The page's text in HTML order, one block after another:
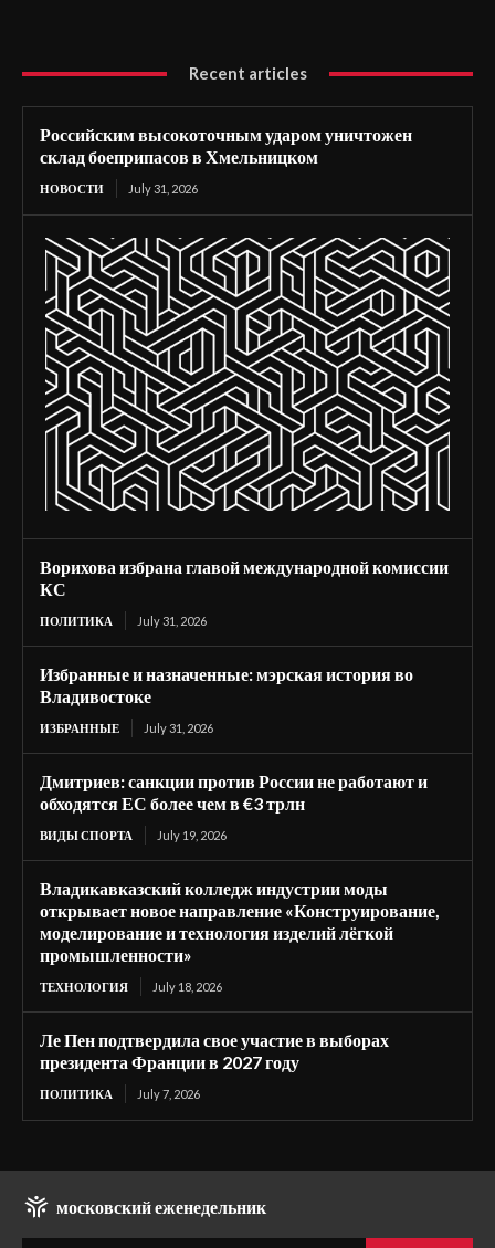
Recent articles
Российским высокоточным ударом уничтожен
склад боеприпасов в Хмельницком
НОВОСТИ July 31, 2026
Ворихова избрана главой международной комиссии
КС
ПОЛИТИКА July 31, 2026
Избранные и назначенные: мэрская история во
Владивостоке
ИЗБРАННЫЕ July 31, 2026
Дмитриев: санкции против России не работают и
обходятся ЕС более чем в €3 трлн
ВИДЫ СПОРТА July 19, 2026
Владикавказский колледж индустрии моды
открывает новое направление «Конструирование,
моделирование и технология изделий лёгкой
промышленности»
ТЕХНОЛОГИЯ July 18, 2026
Ле Пен подтвердила свое участие в выборах
президента Франции в 2027 году
ПОЛИТИКА July 7, 2026
московский еженедельник